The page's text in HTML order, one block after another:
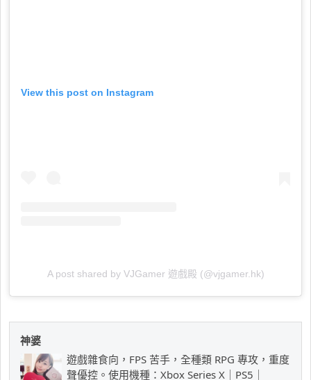
View this post on Instagram
A post shared by VJGamer 遊戲殿 (@vjgamer.hk)
神婆
遊戲雜食向，FPS 苦手，全種類 RPG 專攻，重度
聲優控。使用機種：Xbox Series X｜PS5｜